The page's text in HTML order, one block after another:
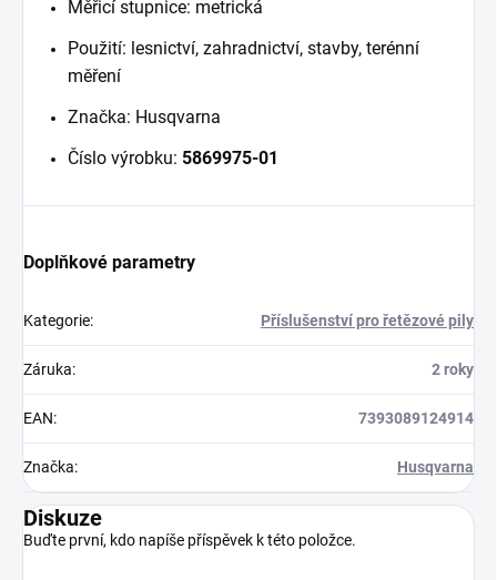
Měřicí stupnice: metrická
Použití: lesnictví, zahradnictví, stavby, terénní
měření
Značka: Husqvarna
Číslo výrobku: 5869975‑01
Doplňkové parametry
Kategorie: Příslušenství pro řetězové pily
Záruka: 2 roky
EAN: 7393089124914
Značka: Husqvarna
Diskuze
Buďte první, kdo napíše příspěvek k této položce.